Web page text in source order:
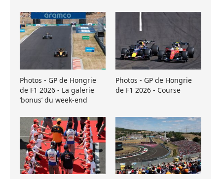
Photos - GP de Hongrie
de F1 2026 - La galerie
’bonus’ du week-end
Photos - GP de Hongrie
de F1 2026 - Course